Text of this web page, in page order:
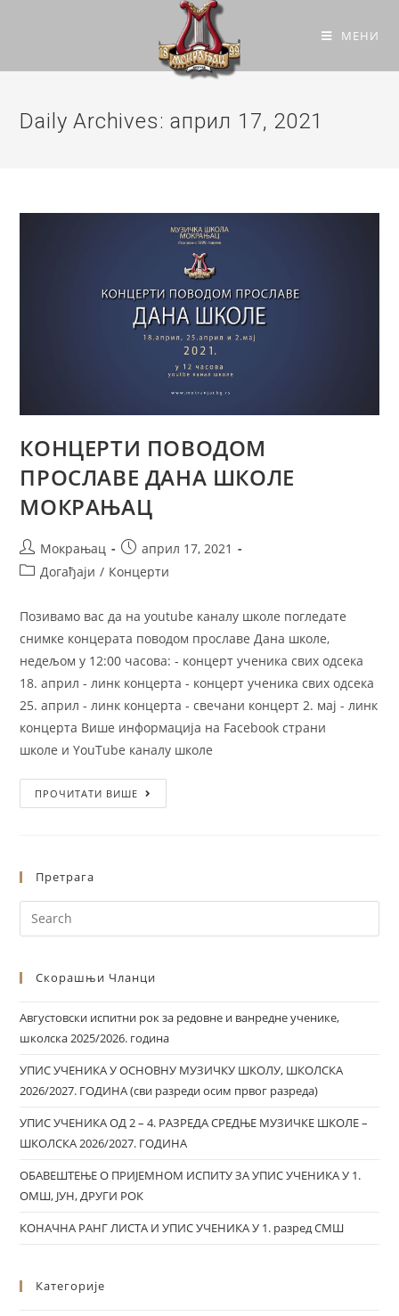
МЕНИ
Daily Archives: април 17, 2021
КОНЦЕРТИ ПОВОДОМ
ПРОСЛАВЕ ДАНА ШКОЛЕ
МОКРАЊАЦ
Мокрањац
април 17, 2021
Догађаји / Концерти
Позивамо вас да на youtube каналу школе погледате
снимке концерата поводом прославе Дана школе,
недељом у 12:00 часова: - концерт ученика свих одсека
18. април - линк концерта - концерт ученика свих одсека
25. април - линк концерта - свечани концерт 2. мај - линк
концерта Више информација на Facebook страни
школе и YouTube каналу школе
ПРОЧИТАТИ ВИШЕ
Претрага
Скорашњи Чланци
Августовски испитни рок за редовне и ванредне ученике,
школска 2025/2026. година
УПИС УЧЕНИКА У ОСНОВНУ МУЗИЧКУ ШКОЛУ, ШКОЛСКА
2026/2027. ГОДИНА (сви разреди осим првог разреда)
УПИС УЧЕНИКА ОД 2 – 4. РАЗРЕДА СРЕДЊЕ МУЗИЧКЕ ШКОЛЕ –
ШКОЛСКА 2026/2027. ГОДИНА
ОБАВЕШТЕЊЕ О ПРИЈЕМНОМ ИСПИТУ ЗА УПИС УЧЕНИКА У 1.
ОМШ, ЈУН, ДРУГИ РОК
КОНАЧНА РАНГ ЛИСТА И УПИС УЧЕНИКА У 1. разред СМШ
Категорије